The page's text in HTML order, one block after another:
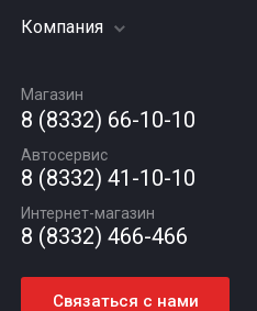
Диски
Автомасла
Подвеска (ходовая часть)
Шиномонтаж
Акции
Гарантии и возврат
Компания
Вакансии
Новости
Статьи
Контакты
Магазин
8 (8332) 66-10-10
Автосервис
8 (8332) 41-10-10
Интернет-магазин
8 (8332) 466-466
Связаться с нами